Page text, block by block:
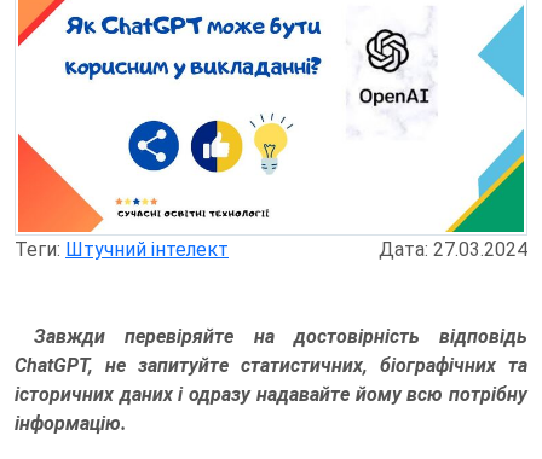
Теги: Штучний інтелект Дата: 27.03.2024
Завжди перевіряйте на достовірність відповідь
ChatGPT, не запитуйте статистичних, біографічних та
історичних даних і одразу надавайте йому всю потрібну
інформацію.